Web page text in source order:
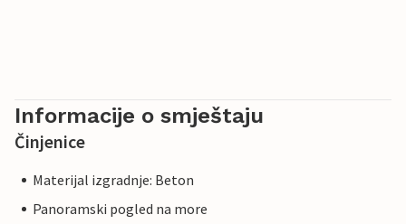
Informacije o smještaju
Činjenice
Materijal izgradnje: Beton
Panoramski pogled na more